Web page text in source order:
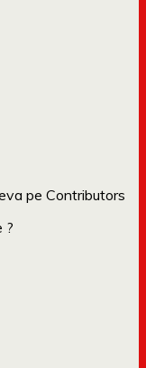
pe Contributors
?